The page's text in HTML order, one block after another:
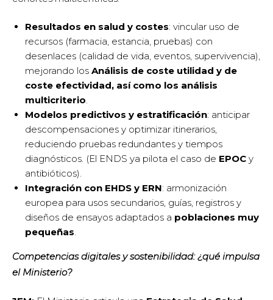
Resultados en salud y costes: vincular uso de
recursos (farmacia, estancia, pruebas) con
desenlaces (calidad de vida, eventos, supervivencia),
mejorando los Análisis de coste utilidad y de
coste efectividad, así como los análisis
multicriterio.
Modelos predictivos y estratificación: anticipar
descompensaciones y optimizar itinerarios,
reduciendo pruebas redundantes y tiempos
diagnósticos. (El ENDS ya pilota el caso de EPOC y
antibióticos).
Integración con EHDS y ERN: armonización
europea para usos secundarios, guías, registros y
diseños de ensayos adaptados a poblaciones muy
pequeñas.
Competencias digitales y sostenibilidad: ¿qué impulsa
el Ministerio?